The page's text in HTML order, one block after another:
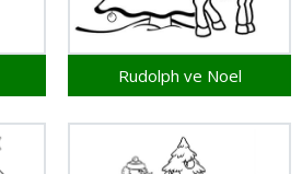
Rudolph ve Noel